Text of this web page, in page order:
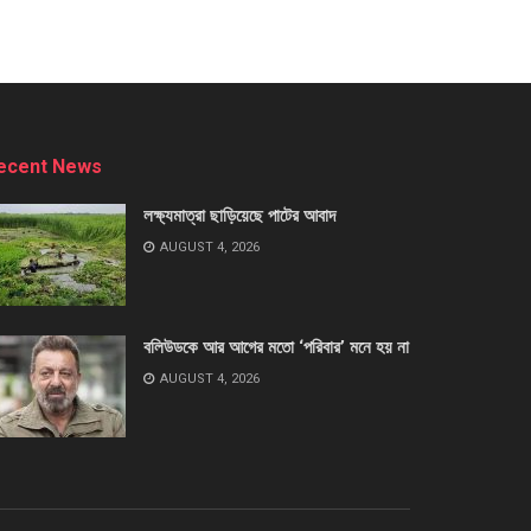
News
লক্ষ্যমাত্রা ছাড়িয়েছে পাটের আবাদ
AUGUST 4, 2026
বলিউডকে আর আগের মতো ‘পরিবার’ মনে হয় না
AUGUST 4, 2026